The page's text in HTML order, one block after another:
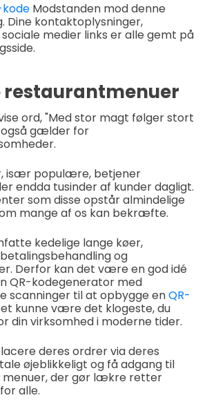
kode Modstanden mod denne
Dine kontaktoplysninger,
medier links er alle gemt på
restaurantmenuer
ord, "Med stor magt følger stort
også gælder for
især populære, betjener
endda tusinder af kunder dagligt.
som disse opstår almindelige
mange af os kan bekræfte.
kedelige lange køer,
og
Derfor kan det være en god idé
QR-kodegenerator med
scanninger til at opbygge enQR-
kunne være det klogeste, du
din virksomhed i moderne tider.
deres ordrer via deres
øjeblikkeligt og få adgang til
menuer, der gør lækre retter
alle.